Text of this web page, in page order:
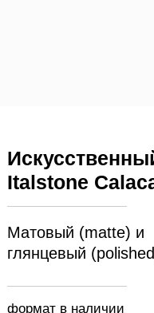
Italstone
формат в наличии
Матовый (matte) и
глянцевый